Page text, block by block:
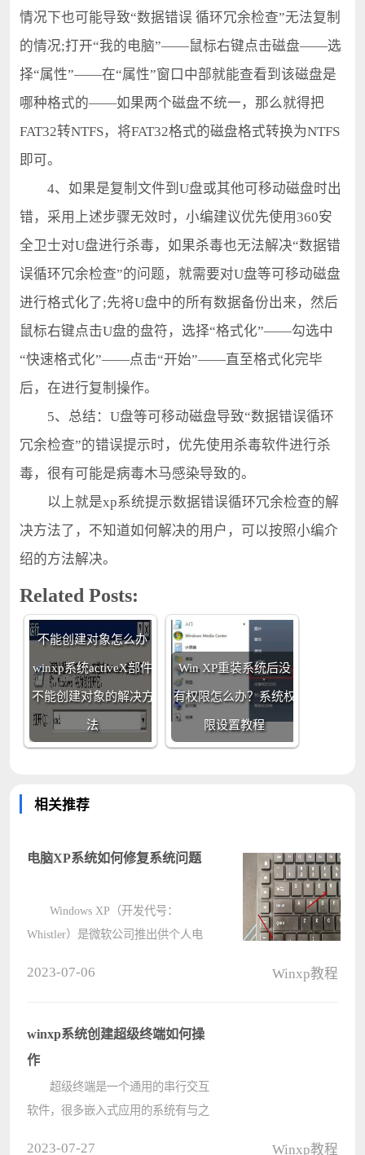
情况下也可能导致“数据错误 循环冗余检查”无法复制
的情况;打开“我的电脑”——鼠标右键点击磁盘——选
择“属性”——在“属性”窗口中部就能查看到该磁盘是
哪种格式的——如果两个磁盘不统一，那么就得把
FAT32转NTFS，将FAT32格式的磁盘格式转换为NTFS
即可。
4、如果是复制文件到U盘或其他可移动磁盘时出
错，采用上述步骤无效时，小编建议优先使用360安
全卫士对U盘进行杀毒，如果杀毒也无法解决“数据错
误循环冗余检查”的问题，就需要对U盘等可移动磁盘
进行格式化了;先将U盘中的所有数据备份出来，然后
鼠标右键点击U盘的盘符，选择“格式化”——勾选中
“快速格式化”——点击“开始”——直至格式化完毕
后，在进行复制操作。
5、总结：U盘等可移动磁盘导致“数据错误循环
冗余检查”的错误提示时，优先使用杀毒软件进行杀
毒，很有可能是病毒木马感染导致的。
以上就是xp系统提示数据错误循环冗余检查的解
决方法了，不知道如何解决的用户，可以按照小编介
绍的方法解决。
Related Posts:
winxp系统activeX部件
不能创建对象怎么办
winxp系统activeX部件
不能创建对象的解决方
法
Win XP重装系统后没
有权限怎么办？系统权
限设置教程
相关推荐
电脑XP系统如何修复系统问题
Windows XP（开发代号：
Whistler）是微软公司推出供个人电
的时候可能会遇见一些系统上存在的
问题，下????
2023-07-06 Winxp教程
winxp系统创建超级终端如何操
作
超级终端是一个通用的串行交互
软件，很多嵌入式应用的系统有与之
2023-07-27 Winxp教程